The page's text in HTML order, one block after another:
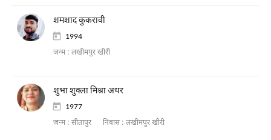
शमशाद कुकरावी
1994
जन्म : लखीमपुर खीरी
शुभा शुक्ला मिश्रा अधर
1977
जन्म : सीतापुर निवास : लखीमपुर खीरी